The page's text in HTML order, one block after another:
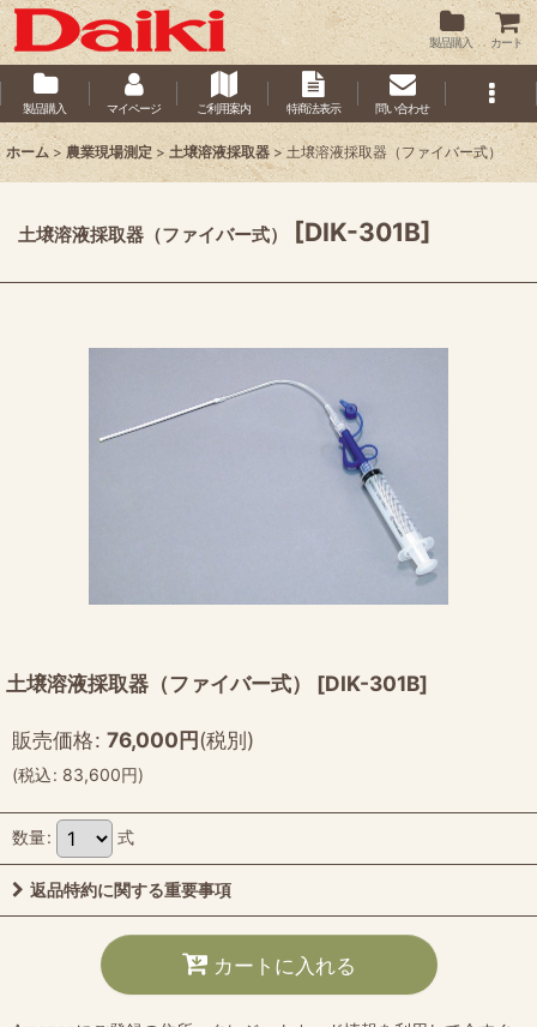
製品購入 カート
製品購入 マイページ ご利用案内 特商法表示 問い合わせ
ホーム > 農業現場測定 > 土壌溶液採取器 > 土壌溶液採取器（ファイバー式）
土壌溶液採取器（ファイバー式） [DIK-301B]
土壌溶液採取器（ファイバー式） [DIK-301B]
販売価格: 76,000円(税別)
(税込: 83,600円)
数量: 式
返品特約に関する重要事項
カートに入れる